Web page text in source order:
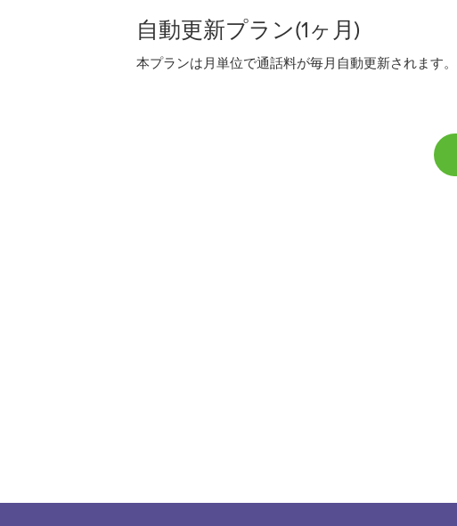
自動更新プラン(1ヶ月)
本プランは月単位で通話料が毎月自動更新されます